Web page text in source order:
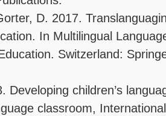
D. 2017.
In Multilingual
Switzerland:
Developing children’s
classroom,